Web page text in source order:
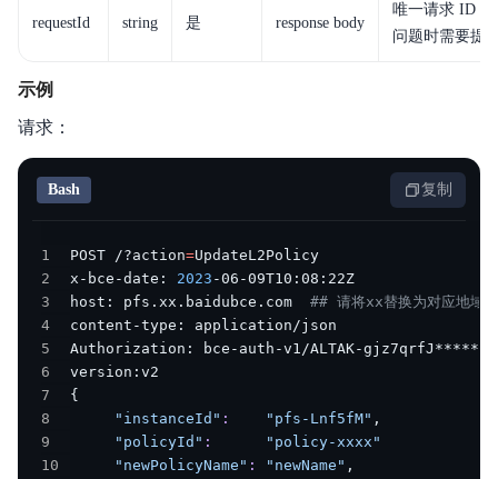
requestId string 是 response body
唯一请求 ID，
问题时需要提
示例
请求：
Bash 复制
1 POST /?action=
2
x-bce-date: 2023
3
host: pfs.xx.baidubce.com ## 请将xx替换为对应地域
4
5
Authorization: bce-auth-v1/ALTAK-
6
7
{
8
"instanceId" : "pfs-Lnf5fM"
9
"policyId" :
"policy-xxxx"
10
"newPolicyName" : "newName"